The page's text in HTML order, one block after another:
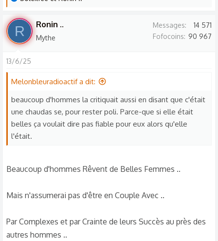
s
r
é
c
o
n
s
:
R Ronin ..
Mythe
Messages
14 571
Fofocoins 90 967
13/6/25
Melonbleuradioactif a dit:
beaucoup d'hommes la critiquait aussi en disant que c'était
une chaudas se, pour rester poli. Parce-que si elle était
belles ça voulait dire pas fiable pour eux alors qu'elle
l'était.
Beaucoup d'hommes Rêvent de Belles Femmes ..
Mais n'assumerai pas d'être en Couple Avec ..
Par Complexes et par Crainte de leurs Succès au près des
autres hommes ..